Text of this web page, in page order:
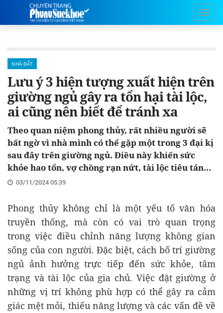
NHÀ ĐẤT
Lưu ý 3 hiện tượng xuất hiện trên
giường ngủ gây ra tổn hại tài lộc,
ai cũng nên biết để tránh xa
Theo quan niệm phong thủy, rất nhiều người sẽ
bất ngờ vì nhà mình có thể gặp một trong 3 đại kị
sau đây trên giường ngủ. Điều này khiến sức
khỏe hao tổn, vợ chồng rạn nứt, tài lộc tiêu tán…
03/11/2024 05:39
Phong thủy không chỉ là một yếu tố văn hóa
truyền thống, mà còn có vai trò quan trọng
trong việc điều chỉnh năng lượng không gian
sống của con người. Đặc biệt, cách bố trí giường
ngủ ảnh hưởng trực tiếp đến sức khỏe, tâm
trạng và tài lộc của gia chủ. Việc đặt giường ở
những vị trí không phù hợp có thể gây ra cảm
giác mệt mỏi, thiếu năng lượng và các vấn đề về